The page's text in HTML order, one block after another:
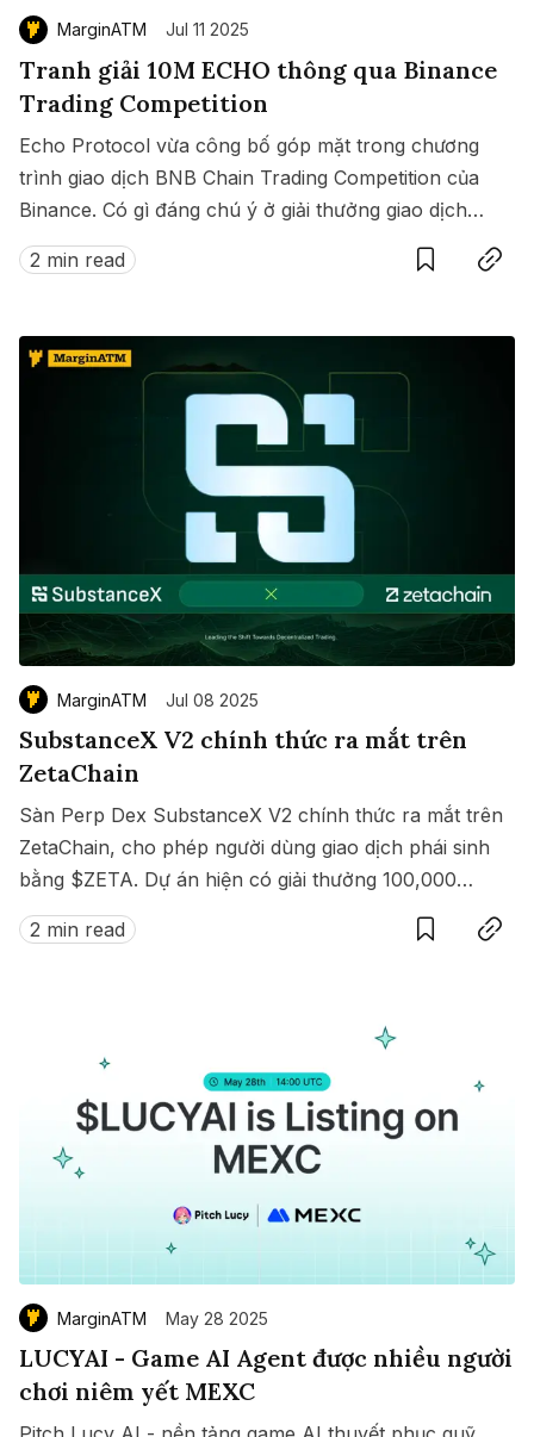
MarginATM Jul 11 2025
Tranh giải 10M ECHO thông qua Binance
Trading Competition
Echo Protocol vừa công bố góp mặt trong chương
trình giao dịch BNB Chain Trading Competition của
Binance. Có gì đáng chú ý ở giải thưởng giao dịch
này?
2 min read
SaveCopy link
MarginATM Jul 08 2025
SubstanceX V2 chính thức ra mắt trên
ZetaChain
Sàn Perp Dex SubstanceX V2 chính thức ra mắt trên
ZetaChain, cho phép người dùng giao dịch phái sinh
bằng $ZETA. Dự án hiện có giải thưởng 100,000
$ZETA diễn ra từ 8 đến 15/07/2025.
2 min read
SaveCopy link
MarginATM May 28 2025
LUCYAI - Game AI Agent được nhiều người
chơi niêm yết MEXC